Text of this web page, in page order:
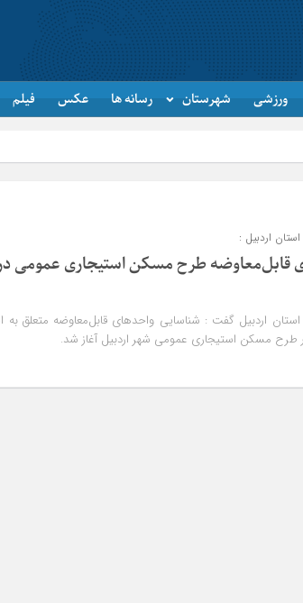
ورزشی شهرستان رسانه ها عکس فیلم
اردبیل :
قابل‌معاوضه طرح مسکن استیجاری عمومی در
استان اردبیل گفت : شناسایی واحدهای قابل‌معاوضه متعلق
طرح مسکن استیجاری عمومی شهر اردبیل آغاز شد.